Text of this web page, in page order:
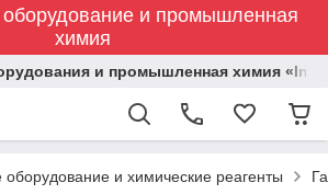
и промышленная
химия
и промышленная химия
оборудование и химические реагенты